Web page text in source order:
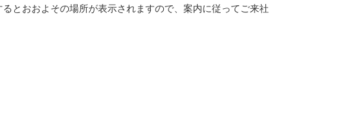
とおおよその場所が表示されますので、案内に従ってご来社